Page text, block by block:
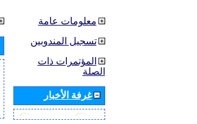
معلومات عامة
تسجيل المندوبين
المؤتمرات ذات
الصلة
غرفة الأخبار